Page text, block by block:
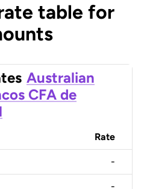
table for
Australian
CFA de
Rate
-
-